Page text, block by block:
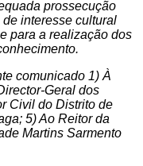
prossecução
interesse cultural
para a realização dos
comunicado 1) À
Geral dos
Civil do Distrito de
5) Ao Reitor da
Martins Sarmento